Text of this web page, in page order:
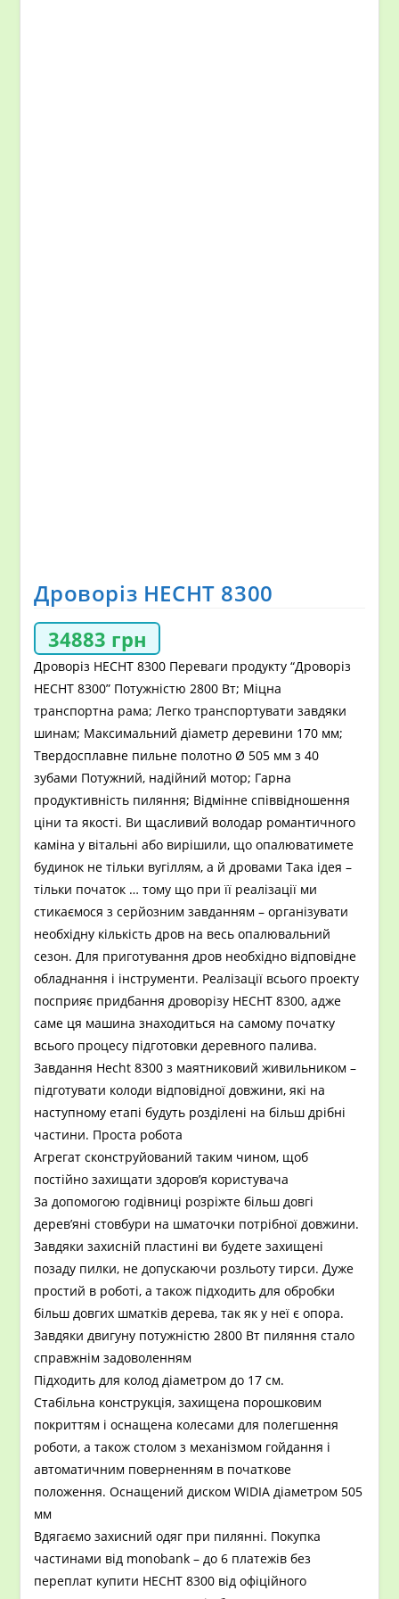
Дроворіз HECHT 8300
34883 грн
Дроворіз HECHT 8300 Переваги продукту “Дроворіз
HECHT 8300” Потужністю 2800 Вт; Міцна
транспортна рама; Легко транспортувати завдяки
шинам; Максимальний діаметр деревини 170 мм;
Твердосплавне пильне полотно Ø 505 мм з 40
зубами Потужний, надійний мотор; Гарна
продуктивність пиляння; Відмінне співвідношення
ціни та якості. Ви щасливий володар романтичного
каміна у вітальні або вирішили, що опалюватимете
будинок не тільки вугіллям, а й дровами Така ідея –
тільки початок … тому що при її реалізації ми
стикаємося з серйозним завданням – організувати
необхідну кількість дров на весь опалювальний
сезон. Для приготування дров необхідно відповідне
обладнання і інструменти. Реалізації всього проекту
посприяє придбання дроворізу HECHT 8300, адже
саме ця машина знаходиться на самому початку
всього процесу підготовки деревного палива.
Завдання Hecht 8300 з маятниковий живильником –
підготувати колоди відповідної довжини, які на
наступному етапі будуть розділені на більш дрібні
частини. Проста робота
Агрегат сконструйований таким чином, щоб
постійно захищати здоров’я користувача
За допомогою годівниці розріжте більш довгі
дерев’яні стовбури на шматочки потрібної довжини.
Завдяки захисній пластині ви будете захищені
позаду пилки, не допускаючи розльоту тирси. Дуже
простий в роботі, а також підходить для обробки
більш довгих шматків дерева, так як у неї є опора.
Завдяки двигуну потужністю 2800 Вт пиляння стало
справжнім задоволенням
Підходить для колод діаметром до 17 см.
Стабільна конструкція, захищена порошковим
покриттям і оснащена колесами для полегшення
роботи, а також столом з механізмом гойдання і
автоматичним поверненням в початкове
положення. Оснащений диском WIDIA діаметром 505
мм
Вдягаємо захисний одяг при пилянні. Покупка
частинами від monobank – до 6 платежів без
переплат купити HECHT 8300 від офіційного